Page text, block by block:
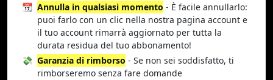
📆 Annulla in qualsiasi momento - È facile annullarlo:
puoi farlo con un clic nella nostra pagina account e
il tuo account rimarrà aggiornato per tutta la
durata residua del tuo abbonamento!
💸 Garanzia di rimborso - Se non sei soddisfatto, ti
rimborseremo senza fare domande